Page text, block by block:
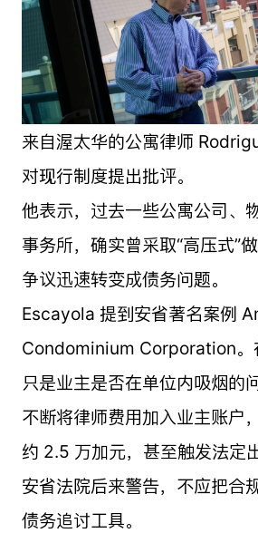
来自渥太华的公寓律师
对现行制度提出批评。
他表示，过去一些公寓公司、
事务所，确实曾采取“高压式”
争议迅速转变成债务问题。
Escayola 提到安省著名案例
Condominium Corporation。
只是业主是否在单位内吸烟的
不断将律师费用加入业主账户
约 2.5 万加元，甚至触发法定
安省法院后来警告，不应把合
债务追讨工具。